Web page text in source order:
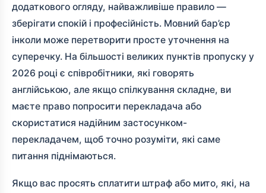
додаткового огляду, найважливіше правило —
зберігати спокій і професійність. Мовний бар’єр
інколи може перетворити просте уточнення на
суперечку. На більшості великих пунктів пропуску у
2026 році є співробітники, які говорять
англійською, але якщо спілкування складне, ви
маєте право попросити перекладача або
скористатися надійним застосунком-
перекладачем, щоб точно розуміти, які саме
питання піднімаються.
Якщо вас просять сплатити штраф або мито, які, на